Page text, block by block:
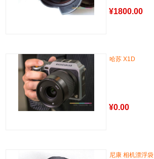
¥1800.00
哈苏 X1D
¥0.00
尼康 相机漂浮袋